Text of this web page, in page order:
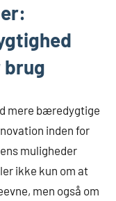
brug
mere bæredygtige
inden for
muligheder
ikke kun om at
men også om